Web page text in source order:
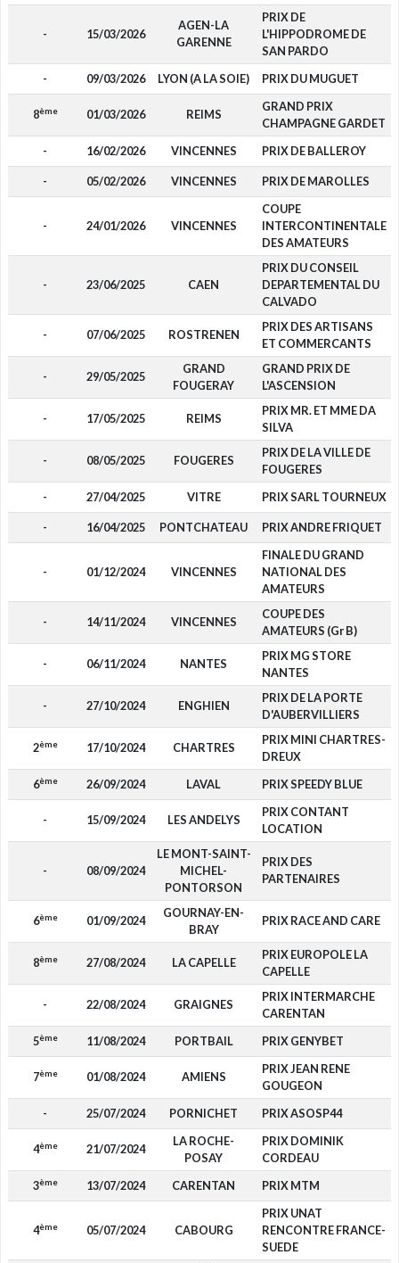
- 15/03/2026
AGEN-LA
GARENNE
PRIX DE
L'HIPPODROME DE
SAN PARDO
-
09/03/2026 LYON (A LA SOIE) PRIX DU MUGUET
8ème 01/03/2026 REIMS
GRAND PRIX
CHAMPAGNE GARDET
-
16/02/2026 VINCENNES PRIX DE BALLEROY
- 05/02/2026 VINCENNES PRIX DE MAROLLES
- 24/01/2026 VINCENNES
COUPE
INTERCONTINENTALE
DES AMATEURS
- 23/06/2025 CAEN
PRIX DU CONSEIL
DEPARTEMENTAL DU
CALVADO
- 07/06/2025 ROSTRENEN
PRIX DES ARTISANS
ET COMMERCANTS
- 29/05/2025
GRAND
FOUGERAY
GRAND PRIX DE
L'ASCENSION
- 17/05/2025 REIMS
PRIX MR. ET MME DA
SILVA
- 08/05/2025 FOUGERES
PRIX DE LA VILLE DE
FOUGERES
-
27/04/2025 VITRE PRIX SARL TOURNEUX
- 16/04/2025 PONTCHATEAU PRIX ANDRE FRIQUET
- 01/12/2024 VINCENNES
FINALE DU GRAND
NATIONAL DES
AMATEURS
- 14/11/2024 VINCENNES
COUPE DES
AMATEURS (Gr B)
- 06/11/2024 NANTES
PRIX MG STORE
NANTES
- 27/10/2024 ENGHIEN
PRIX DE LA PORTE
D'AUBERVILLIERS
2ème 17/10/2024 CHARTRES
PRIX MINI CHARTRES-
DREUX
6ème 26/09/2024 LAVAL PRIX SPEEDY BLUE
- 15/09/2024 LES ANDELYS
PRIX CONTANT
LOCATION
- 08/09/2024
LE MONT-SAINT-
MICHEL-
PONTORSON
PRIX DES
PARTENAIRES
6ème 01/09/2024
GOURNAY-EN-
BRAY
PRIX RACE AND CARE
8ème 27/08/2024 LA CAPELLE
PRIX EUROPOLE LA
CAPELLE
- 22/08/2024 GRAIGNES
PRIX INTERMARCHE
CARENTAN
5ème 11/08/2024 PORTBAIL PRIX GENYBET
7ème 01/08/2024 AMIENS
PRIX JEAN RENE
GOUGEON
-
25/07/2024 PORNICHET PRIX ASOSP44
4ème 21/07/2024
LA ROCHE-
POSAY
PRIX DOMINIK
CORDEAU
3ème 13/07/2024 CARENTAN PRIX MTM
4ème 05/07/2024 CABOURG
PRIX UNAT
RENCONTRE FRANCE-
SUEDE